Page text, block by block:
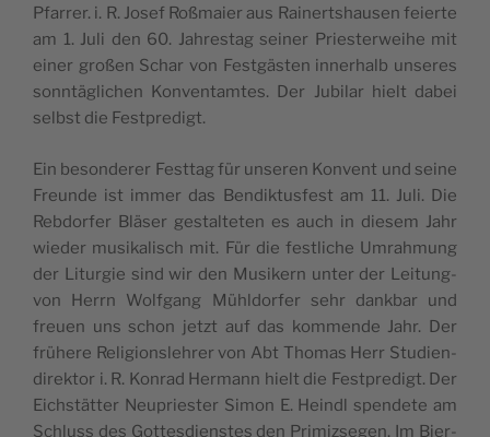
Pfar­rer. i. R. Josef Roß­ma­ier aus Rai­nerts­hau­sen feier­te
am 1. Juli den 60. Jah­re­stag sei­ner Prie­ster­wei­he mit
einer großen Schar von Fest­gä­sten inne­rhalb unse­res
sonn­tä­gli­chen Kon­ven­tam­tes. Der Jubi­lar hielt dabei
selb­st die Festpredigt.
Ein beson­de­rer Fest­tag für unse­ren Kon­vent und sei­ne
Freun­de ist immer das Ben­dik­tu­sfe­st am 11. Juli. Die
Reb­dor­fer Blä­ser gestal­te­ten es auch in die­sem Jahr
wie­der musi­ka­li­sch mit. Für die festli­che Umrah­mung
der Litur­gie sind wir den Musi­kern unter der Lei­tung­
von Herrn Wol­fgang Mühl­dor­fer sehr dan­k­bar und
freuen uns schon jetzt auf das kom­men­de Jahr. Der
frü­he­re Reli­gion­sleh­rer von Abt Tho­mas Herr Stu­dien­
di­rek­tor i. R. Kon­rad Her­mann hielt die Fest­pre­digt. Der
Eich­stät­ter Neu­prie­ster Simon E. Heindl spen­de­te am
Schluss des Got­te­sdien­stes den Pri­miz­se­gen. Im Bier­